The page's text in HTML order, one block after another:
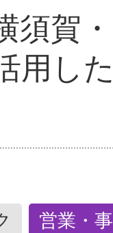
賀
用し
営業・